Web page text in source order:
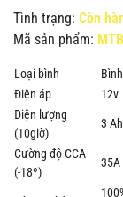
Tình trạng: Còn
Mã sản phẩm:
Loại bình
Điện áp
12v
Điện lượng
(10giờ)
3 Ah
Cường độ CCA
(-18º)
35A